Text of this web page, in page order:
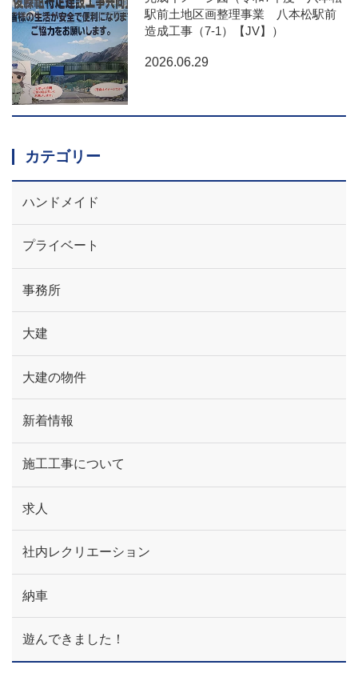
駅前土地区画整理事業 八本松駅前
造成工事（7-1）【JV】）
2026.06.29
カテゴリー
ハンドメイド
プライベート
事務所
大建
大建の物件
新着情報
施工工事について
求人
社内レクリエーション
納車
遊んできました！